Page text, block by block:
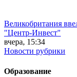
Великобритания
"Центр-Инвест"
вчера, 15:34
Новости рубрики
Образование